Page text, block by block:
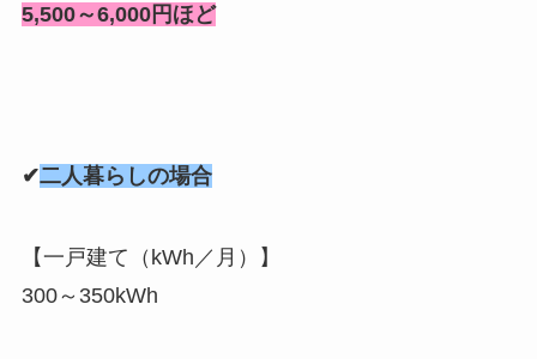
5,500～6,000円ほど
✔二人暮らしの場合
【一戸建て（kWh／月）】
300～350kWh